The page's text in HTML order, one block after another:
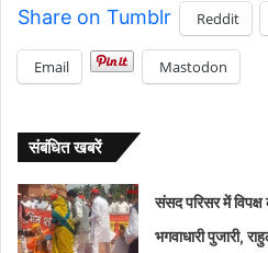
Share on Tumblr Reddit
Email Mastodon
संबंधित खबरें
संसद परिसर में
भगवाधारी पुजारी,